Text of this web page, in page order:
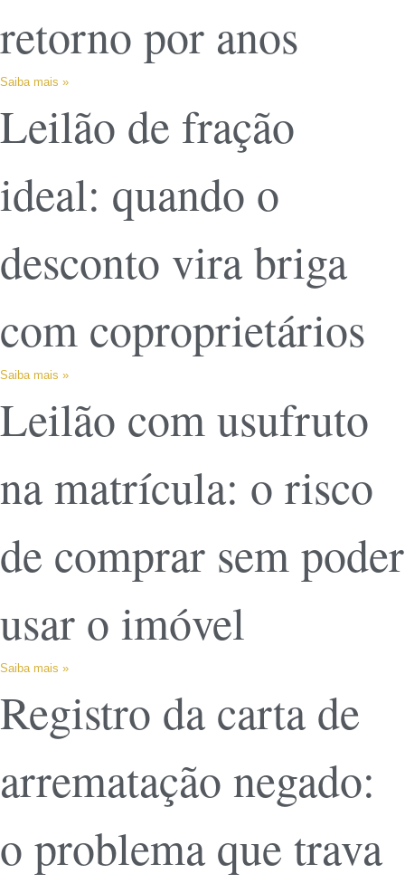
retorno por anos
Saiba mais »
Leilão de fração
ideal: quando o
desconto vira briga
com coproprietários
Saiba mais »
Leilão com usufruto
na matrícula: o risco
de comprar sem poder
usar o imóvel
Saiba mais »
Registro da carta de
arrematação negado:
o problema que trava